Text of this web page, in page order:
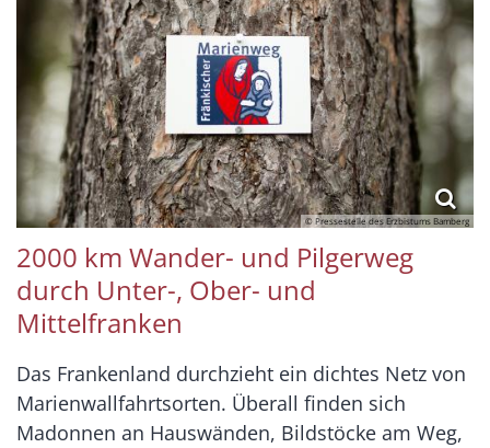
© Pressestelle des Erzbistums Bamberg
2000 km Wander- und Pilgerweg
durch Unter-, Ober- und
Mittelfranken
Das Frankenland durchzieht ein dichtes Netz von
Marienwallfahrtsorten. Überall finden sich
Madonnen an Hauswänden, Bildstöcke am Weg,